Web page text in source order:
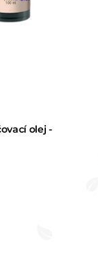
olej -